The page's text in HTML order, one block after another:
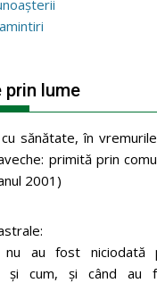
prin lume
sănătate, în
primită prin
2001)
nu au fost niciodată
și cum, și când au